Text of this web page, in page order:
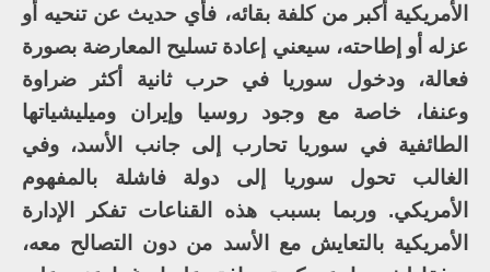
الأمريكية أكبر من كلفة بقائه، فأي حديث عن تنحيه أو
عزله أو إطاحته، سيعني إعادة تسليح المعارضة بصورة
فعالة، ودخول سوريا في حرب ثانية أكثر ضراوة
وعنفا، خاصة مع وجود روسيا وإيران وميليشياتها
الطائفية في سوريا تحارب إلى جانب الأسد، وفي
الغالب تحول سوريا إلى دولة فاشلة بالمفهوم
الأمريكي. وربما بسبب هذه القناعات تفكر الإدارة
الأمريكية بالتعايش مع الأسد من دون التصالح معه،